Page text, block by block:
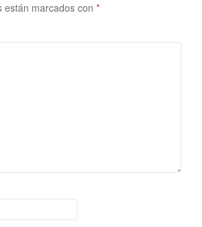
están marcados con *